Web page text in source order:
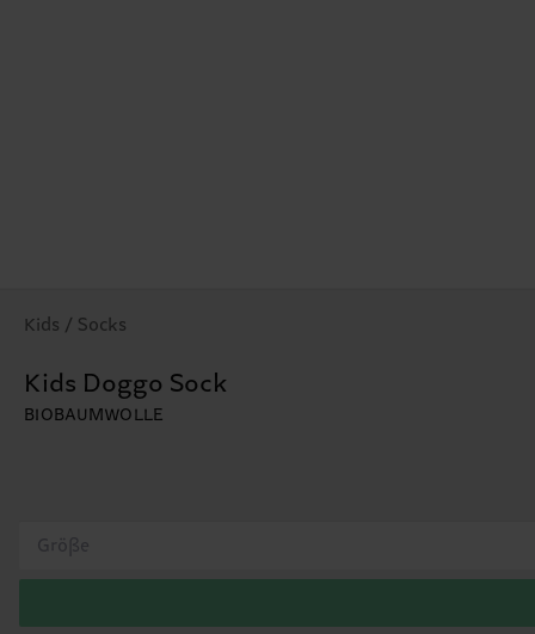
Kids / Socks
Kids Doggo Sock
BIOBAUMWOLLE
Größe